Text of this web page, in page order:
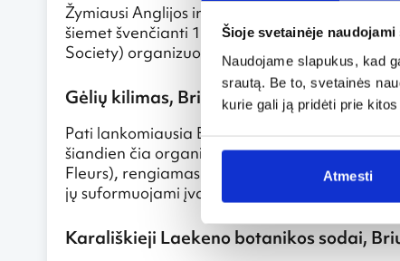
Šioje svetainėje naudojami
Naudojame slapukus, kad
srautą. Be to, svetainės
kurie gali ją pridėti prie
Atmesti
Žymiausi Anglijos ir kitų šalių sodininkai
šiemet švenčianti 100 metų jubiliejų.
Society) organizuojama šventė šiemet vyks
Gėlių kilimas, Briuselis, Belgija
Pati lankomiausia Briuselio vieta yra Didžioji
šiandien čia organizuojami įvairūs renginiai, iš
Fleurs), rengiamas kas dveji metai rugpjūčio
jų suformuojami įvairūs raštai, kuriais galima
Karališkieji Laekeno botanikos sodai,